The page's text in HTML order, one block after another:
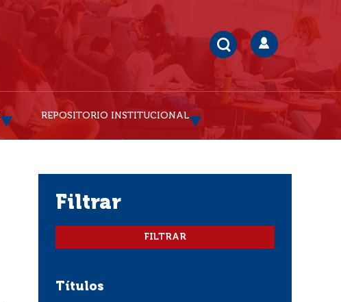
REPOSITORIO INSTITUCIONAL
filtrar
Títulos